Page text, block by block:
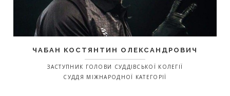
ЧАБАН КОСТЯНТИН ОЛЕКСАНДРОВИЧ
ЗАСТУПНИК ГОЛОВИ СУДДІВСЬКОЇ КОЛЕГІЇ
СУДДЯ МІЖНАРОДНОЇ КАТЕГОРІЇ